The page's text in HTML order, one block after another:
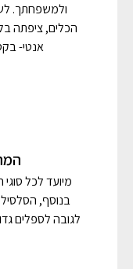
ולמשפחתך.
הכלים, ציפתה
אנטי-
מיועד לכל סוגי
בנוסף,
לגובה לספלים